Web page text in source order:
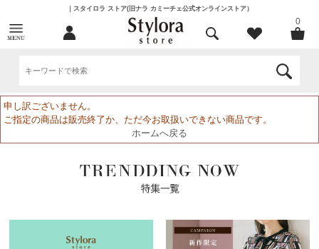
｜スタイロラ ストア(旧ナラ カミーチェ公式オンラインストア）
0
申し訳ございません。
ご指定の商品は販売終了か、ただ今お取扱いできない商品です。
ホームへ戻る